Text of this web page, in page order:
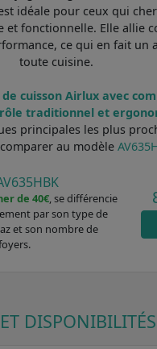
idéale pour ceux qui
et fonctionnelle. Elle allie
ce qui en fait un
toute cuisine.
cuisson Airlux avec
traditionnel et
principales les plus
au modèle
de 40€, se différencie
par son type de
et son nombre de
DISPONIBILITÉS